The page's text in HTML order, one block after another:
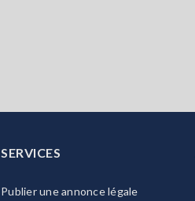
SERVICES
Publier une annonce légale